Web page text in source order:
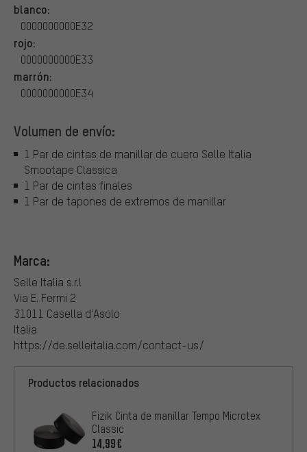
blanco:
0000000000E32
rojo:
0000000000E33
marrón:
0000000000E34
Volumen de envío:
1 Par de cintas de manillar de cuero Selle Italia
Smootape Classica
1 Par de cintas finales
1 Par de tapones de extremos de manillar
Marca:
Selle Italia s.r.l
Via E. Fermi 2
31011 Casella d'Asolo
Italia
https://de.selleitalia.com/contact-us/
Productos relacionados
Fizik Cinta de manillar Tempo Microtex
Classic
14,99€